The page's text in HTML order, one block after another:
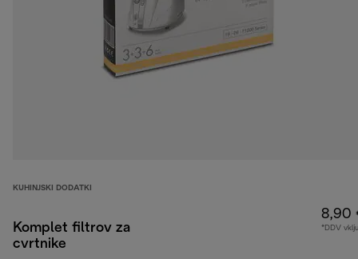
KUHINJSKI DODATKI
Komplet filtrov za
cvrtnike
8,90
*DDV